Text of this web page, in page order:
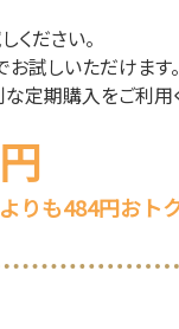
ださい。
試しいただけます。
定期購入をご利用
りも484円おトク